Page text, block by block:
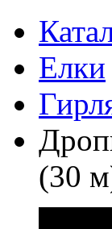
Елки
(30